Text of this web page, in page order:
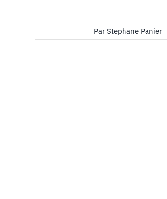
Par Stephane Panier